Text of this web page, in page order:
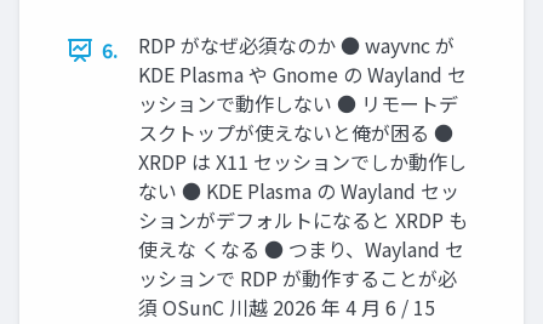
6.
RDP がなぜ必須なのか ● wayvnc が
KDE Plasma や Gnome の Wayland セ
ッションで動作しない ● リモートデ
スクトップが使えないと俺が困る ●
XRDP は X11 セッションでしか動作し
ない ● KDE Plasma の Wayland セッ
ションがデフォルトになると XRDP も
使えな くなる ● つまり、Wayland セ
ッションで RDP が動作することが必
須 OSunC 川越 2026 年 4 月 6 / 15